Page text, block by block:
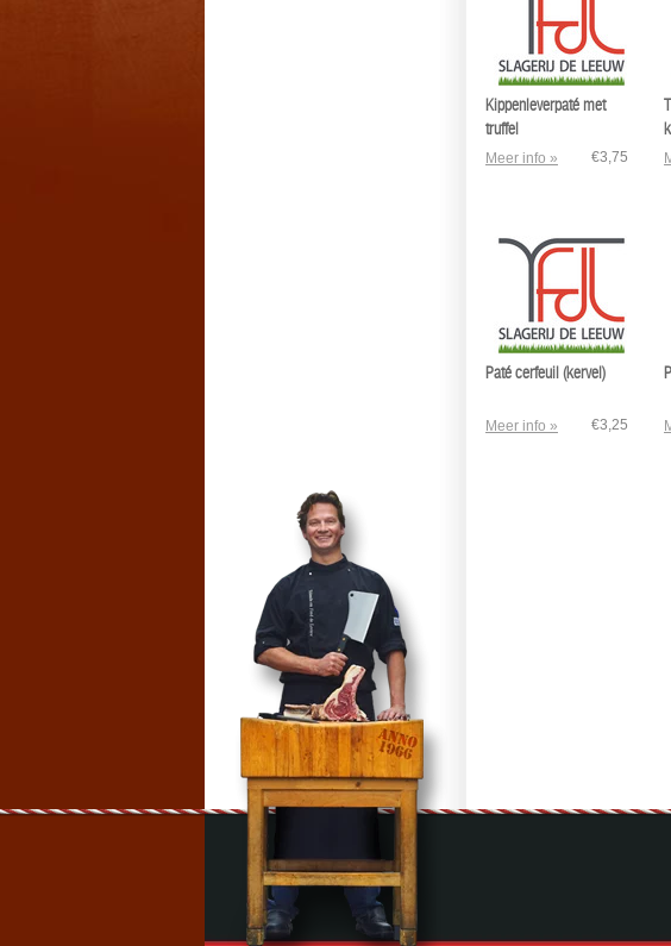
Kippenleverpaté met
truffel
Meer info » €3,75
Paté cerfeuil (kervel)
Meer info » €3,25